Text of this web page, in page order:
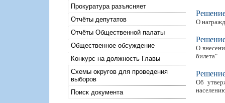
Прокуратура разъясняет
Отчёты депутатов
Отчёты Общественной палаты
Общественное обсуждение
Конкурс на должность Главы
Схемы округов для проведения
выборов
Поиск документа
О
О
билета"
Об